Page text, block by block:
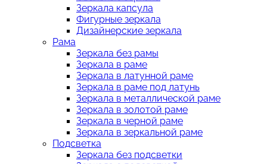
Зеркала капсула
Фигурные зеркала
Дизайнерские зеркала
Рама
Зеркала без рамы
Зеркала в раме
Зеркала в латунной раме
Зеркала в раме под латунь
Зеркала в металлической раме
Зеркала в золотой раме
Зеркала в черной раме
Зеркала в зеркальной раме
Подсветка
Зеркала без подсветки